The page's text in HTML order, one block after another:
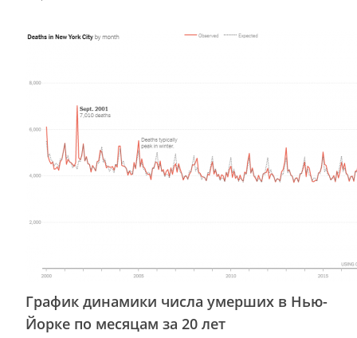
График динамики числа умерших в Нью-
Йорке по месяцам за 20 лет